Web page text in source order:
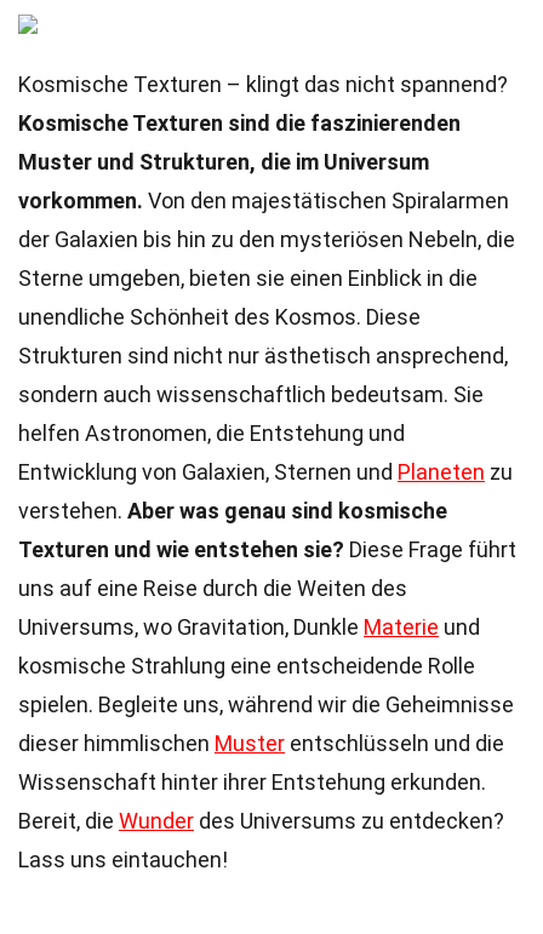
Kosmische Texturen – klingt das nicht spannend?
Kosmische Texturen sind die faszinierenden
Muster und Strukturen, die im Universum
vorkommen. Von den majestätischen Spiralarmen
der Galaxien bis hin zu den mysteriösen Nebeln, die
Sterne umgeben, bieten sie einen Einblick in die
unendliche Schönheit des Kosmos. Diese
Strukturen sind nicht nur ästhetisch ansprechend,
sondern auch wissenschaftlich bedeutsam. Sie
helfen Astronomen, die Entstehung und
Entwicklung von Galaxien, Sternen und Planeten zu
verstehen. Aber was genau sind kosmische
Texturen und wie entstehen sie? Diese Frage führt
uns auf eine Reise durch die Weiten des
Universums, wo Gravitation, Dunkle Materie und
kosmische Strahlung eine entscheidende Rolle
spielen. Begleite uns, während wir die Geheimnisse
dieser himmlischen Muster entschlüsseln und die
Wissenschaft hinter ihrer Entstehung erkunden.
Bereit, die Wunder des Universums zu entdecken?
Lass uns eintauchen!